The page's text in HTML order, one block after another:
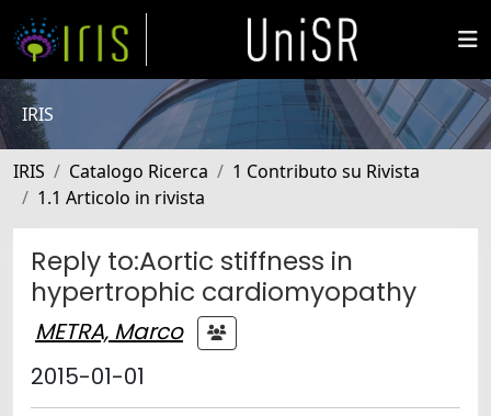
IRIS
IRIS Catalogo Ricerca
1 Contributo su Rivista
1.1 Articolo in rivista
Reply to:Aortic stiffness in
hypertrophic cardiomyopathy
METRA, Marco
2015-01-01